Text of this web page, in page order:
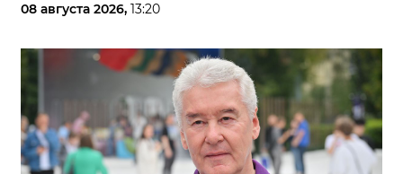
08 августа 2026, 13:20